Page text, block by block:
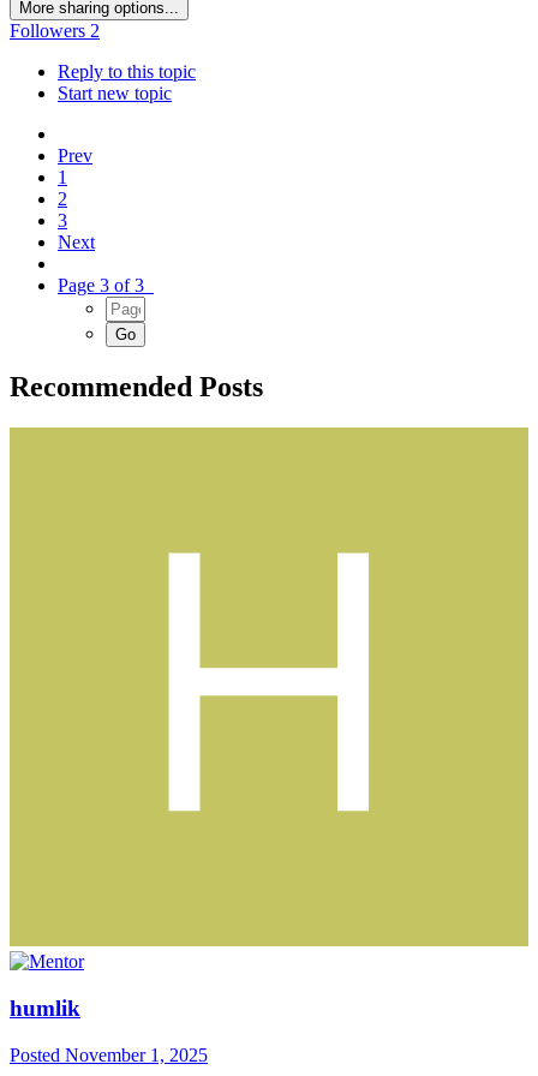
More sharing options...
Followers 2
Reply to this topic
Start new topic
Prev
1
2
3
Next
Page 3 of 3
Recommended Posts
humlik
Posted November 1, 2025